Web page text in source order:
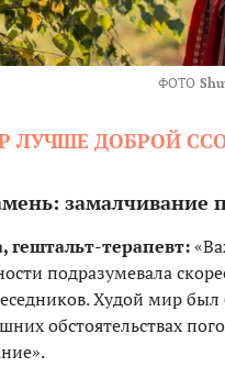
ФОТО
ЛУЧШЕ ДОБРОЙ
замалчивание
гештальт-терапевт:
подразумевала
Худой мир был
обстоятельствах